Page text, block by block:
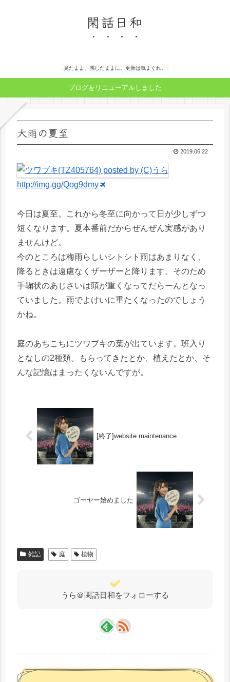
閑話日和
見たまま、感じたままに。更新は気まぐれ。
ブログをリニューアルしました
大雨の夏至
2019.06.22
http://img.gg/Qog9dmy
今日は夏至。これから冬至に向かって日が少しずつ
短くなります。夏本番前だからぜんぜん実感があり
ませんけど。
今のところは梅雨らしいシトシト雨はあまりなく、
降るときは遠慮なくザーザーと降ります。そのため
手鞠状のあじさいは頭が重くなってだらーんとなっ
ていました。雨でよけいに重たくなったのでしょう
かね。
庭のあちこちにツワブキの葉が出ています。班入り
となしの2種類。もらってきたとか、植えたとか、そ
んな記憶はまったくないんですが。
[終了]website maintenance
ゴーヤー始めました
雑記 庭 植物
うら＠閑話日和をフォローする